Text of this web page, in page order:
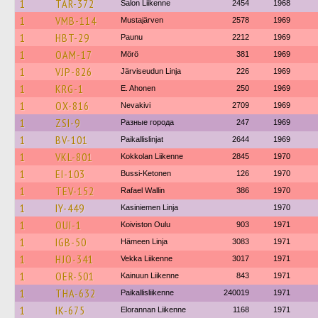
1 TAR-372 Salon Liikenne 2454 1968
1 VMB-114 Mustajärven 2578 1969
1 HBT-29 Paunu 2212 1969
1 OAM-17 Mörö 381 1969
1 VJP-826 Järviseudun Linja 226 1969
1 KRG-1 E. Ahonen 250 1969
1 OX-816 Nevakivi 2709 1969
1 ZSI-9 Разные города 247 1969
1 BV-101 Paikallislinjat 2644 1969
1 VKL-801 Kokkolan Liikenne 2845 1970
1 EI-103 Bussi-Ketonen 126 1970
1 TEV-152 Rafael Wallin 386 1970
1 IY-449 Kasiniemen Linja 1970
1 OUI-1 Koiviston Oulu 903 1971
1 IGB-50 Hämeen Linja 3083 1971
1 HJO-341 Vekka Liikenne 3017 1971
1 OER-501 Kainuun Liikenne 843 1971
1 THA-632 Paikallisliikenne 240019 1971
1 IK-675 Elorannan Liikenne 1168 1971